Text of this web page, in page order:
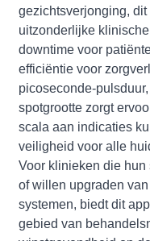
gezichtsverjonging,
uitzonderlijke
downtime voor
efficiëntie voor
picoseconde-
spotgrootte zorgt
scala aan indicaties
veiligheid voor alle
Voor klinieken die
of willen upgraden
systemen, biedt dit
gebied van